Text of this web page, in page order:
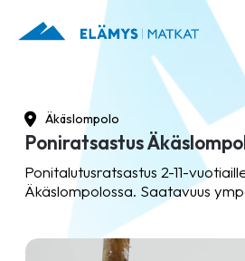
Äkäslompolo
Poniratsastus
Ponitalutusratsastus 2-11-
Äkäslompolossa. Saatavuus